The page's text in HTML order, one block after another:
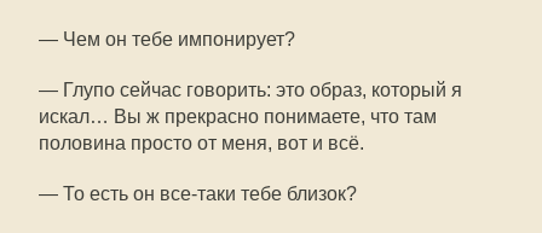
— Чем он тебе импонирует?
— Глупо сейчас говорить: это образ, который я
искал… Вы ж прекрасно понимаете, что там
половина просто от меня, вот и всё.
— То есть он все-таки тебе близок?